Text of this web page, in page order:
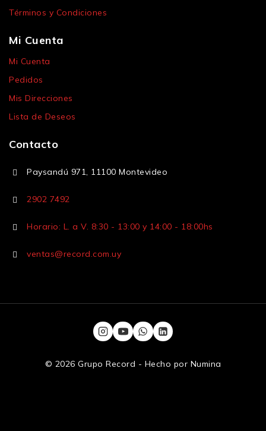
Términos y Condiciones
Mi Cuenta
Mi Cuenta
Pedidos
Mis Direcciones
Lista de Deseos
Contacto
Paysandú 971, 11100 Montevideo
2902 7492
Horario: L. a V. 8:30 - 13:00 y 14:00 - 18:00hs
ventas@record.com.uy
© 2026 Grupo Record - Hecho por Numina